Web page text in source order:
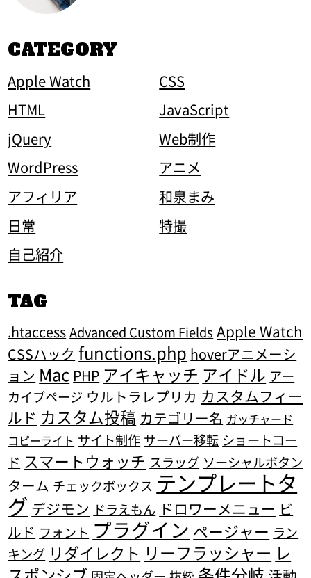
CATEGORY
Apple Watch
CSS
HTML
JavaScript
jQuery
Web制作
WordPress
アニメ
アフィリア
和泉まみ
日常
特撮
自己紹介
TAG
.htaccess Advanced Custom Fields Apple Watch
CSSハック functions.php hoverアニメーシ
ョン Mac PHP アイキャッチ アイドル アー
カイブページ ウルトラレプリカ カスタムフィー
ルド カスタム投稿 カテゴリー名 ガッチャード
コピーライト サイト制作 サーバー移転 ショートコー
ド スマートウォッチ スラッグ ソーシャルボタン
ターム チェックボックス テンプレートタ
グ デジモン ドラえもん ドロワーメニュー ビ
ルド フォント プラグイン ページャー ラン
キング リダイレクト リーフラッシャー レ